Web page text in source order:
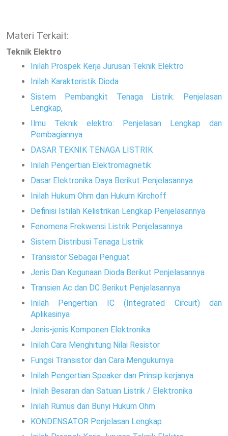
Materi Terkait:
Teknik Elektro
Inilah Prospek Kerja Jurusan Teknik Elektro
Inilah Karakteristik Dioda
Sistem Pembangkit Tenaga Listrik: Penjelasan
Lengkap,
Ilmu Teknik elektro: Penjelasan Lengkap dan
Pembagiannya
DASAR TEKNIK TENAGA LISTRIK
Inilah Pengertian Elektromagnetik
Dasar Elektronika Daya Berikut Penjelasannya
Inilah Hukum Ohm dan Hukum Kirchoff
Definisi Istilah Kelistrikan Lengkap Penjelasannya
Fenomena Frekwensi Listrik Penjelasannya
Sistem Distribusi Tenaga Listrik
Transistor Sebagai Penguat
Jenis Dan Kegunaan Dioda Berikut Penjelasannya
Transien Ac dan DC Berikut Penjelasannya
Inilah Pengertian IC (Integrated Circuit) dan
Aplikasinya
Jenis-jenis Komponen Elektronika
Inilah Cara Menghitung Nilai Resistor
Fungsi Transistor dan Cara Mengukurnya
Inilah Pengertian Speaker dan Prinsip kerjanya
Inilah Besaran dan Satuan Listrik / Elektronika
Inilah Rumus dan Bunyi Hukum Ohm
KONDENSATOR Penjelasan Lengkap